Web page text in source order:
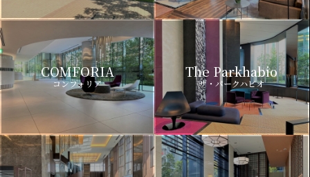
COMFORIA
コンフォリア
The Parkhabio
ザ・パークハビオ